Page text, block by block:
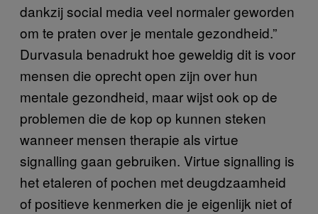
dankzij social media veel normaler geworden
om te praten over je mentale gezondheid.”
Durvasula benadrukt hoe geweldig dit is voor
mensen die oprecht open zijn over hun
mentale gezondheid, maar wijst ook op de
problemen die de kop op kunnen steken
wanneer mensen therapie als virtue
signalling gaan gebruiken. Virtue signalling is
het etaleren of pochen met deugdzaamheid
of positieve kenmerken die je eigenlijk niet of